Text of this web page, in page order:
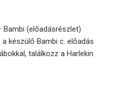
Bambi (előadásrészlet)
készülő Bambi c. előadás
találkozz a Harlekin